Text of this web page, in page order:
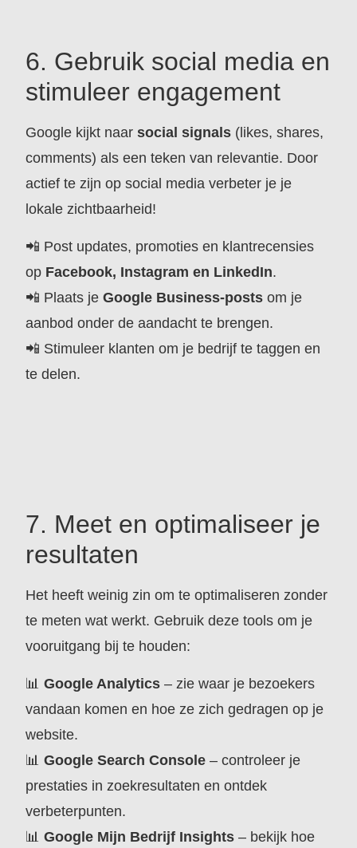
6. Gebruik social media en
stimuleer engagement
Google kijkt naarsocial signals (likes, shares,
comments) als een teken van relevantie. Door
actief te zijn op social media verbeter je je
lokale zichtbaarheid!
📲 Post updates, promoties en klantrecensies
op Facebook, Instagram en LinkedIn.
📲 Plaats jeGoogle Business-posts om je
aanbod onder de aandacht te brengen.
📲 Stimuleer klanten om je bedrijf te taggen en
te delen.
7. Meet en optimaliseer je
resultaten
Het heeft weinig zin om te optimaliseren zonder
te meten wat werkt. Gebruik deze tools om je
vooruitgang bij te houden:
📊Google Analytics – zie waar je bezoekers
vandaan komen en hoe ze zich gedragen op je
website.
📊Google Search Console – controleer je
prestaties in zoekresultaten en ontdek
verbeterpunten.
📊Google Mijn Bedrijf Insights – bekijk hoe